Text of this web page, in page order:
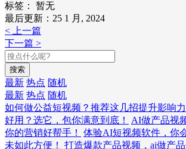
标签：
暂无
最后更新：25 1 月, 2024
< 上一篇
下一篇 >
搜索
最新 热点 随机
最新 热点 随机
如何做公益短视频？推荐这几招提升影响力
好用？选它，包你满意到底！
AI做产品视
你的营销好帮手！
体验AI短视频软件，你
未如此方便！
打造爆款产品视频，ai做产